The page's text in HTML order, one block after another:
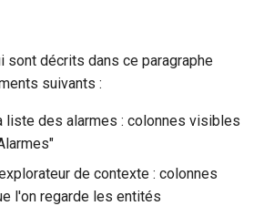
sont décrits dans ce paragraphe
suivants :
liste des alarmes : colonnes visibles
de contexte : colonnes
l'on regarde les entités